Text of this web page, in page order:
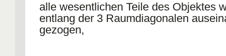
alle wesentlichen Teile des Objektes
entlang der 3 Raumdiagonalen
gezogen,